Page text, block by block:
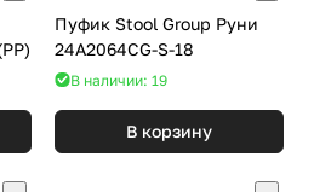
Пуфик Stool Group Руни
24A2064CG-S-18
В наличии: 19
В корзину